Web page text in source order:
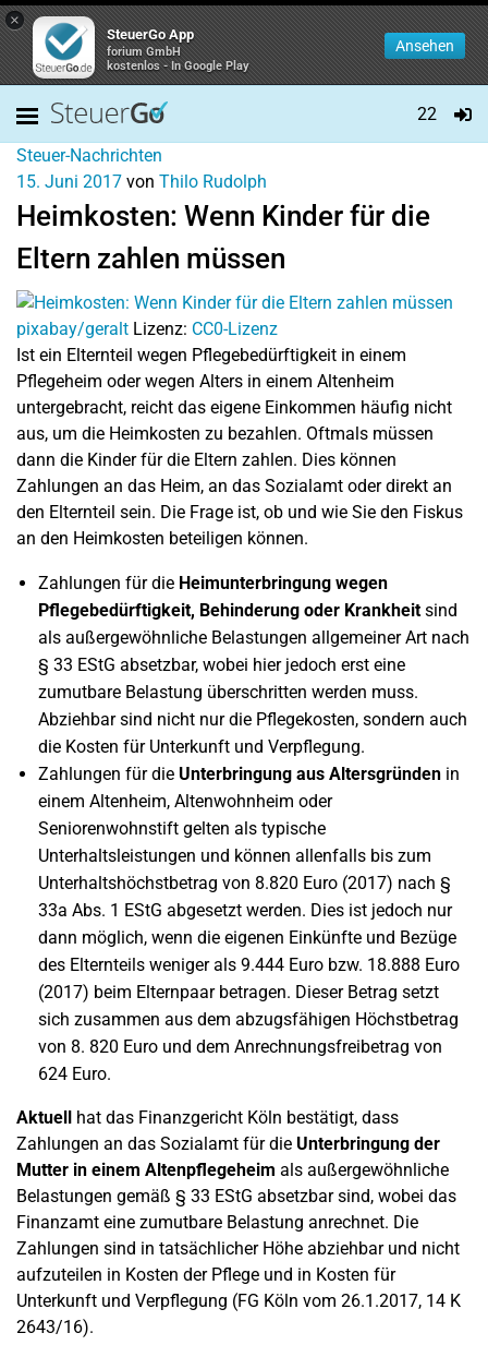
×
SteuerGo App
forium GmbH
kostenlos - In Google Play
Ansehen
22
Steuer-Nachrichten
15. Juni 2017 von Thilo Rudolph
Heimkosten: Wenn Kinder für die
Eltern zahlen müssen
pixabay/geralt Lizenz: CC0-Lizenz
Ist ein Elternteil wegen Pflegebedürftigkeit in einem
Pflegeheim oder wegen Alters in einem Altenheim
untergebracht, reicht das eigene Einkommen häufig nicht
aus, um die Heimkosten zu bezahlen. Oftmals müssen
dann die Kinder für die Eltern zahlen. Dies können
Zahlungen an das Heim, an das Sozialamt oder direkt an
den Elternteil sein. Die Frage ist, ob und wie Sie den Fiskus
an den Heimkosten beteiligen können.
Zahlungen für die Heimunterbringung wegen
Pflegebedürftigkeit, Behinderung oder Krankheitsind
als außergewöhnliche Belastungen allgemeiner Art nach
§ 33 EStG absetzbar, wobei hier jedoch erst eine
zumutbare Belastung überschritten werden muss.
Abziehbar sind nicht nur die Pflegekosten, sondern auch
die Kosten für Unterkunft und Verpflegung.
Zahlungen für die Unterbringung aus Altersgründen in
einem Altenheim, Altenwohnheim oder
Seniorenwohnstift gelten als typische
Unterhaltsleistungen und können allenfalls bis zum
Unterhaltshöchstbetrag von 8.820 Euro (2017) nach §
33a Abs. 1 EStG abgesetzt werden. Dies ist jedoch nur
dann möglich, wenn die eigenen Einkünfte und Bezüge
des Elternteils weniger als 9.444 Euro bzw. 18.888 Euro
(2017) beim Elternpaar betragen. Dieser Betrag setzt
sich zusammen aus dem abzugsfähigen Höchstbetrag
von 8. 820 Euro und dem Anrechnungsfreibetrag von
624 Euro.
Aktuell hat das Finanzgericht Köln bestätigt, dass
Zahlungen an das Sozialamt für die Unterbringung der
Mutter in einem Altenpflegeheim als außergewöhnliche
Belastungen gemäß § 33 EStG absetzbar sind, wobei das
Finanzamt eine zumutbare Belastung anrechnet. Die
Zahlungen sind in tatsächlicher Höhe abziehbar und nicht
aufzuteilen in Kosten der Pflege und in Kosten für
Unterkunft und Verpflegung (FG Köln vom 26.1.2017, 14 K
2643/16).